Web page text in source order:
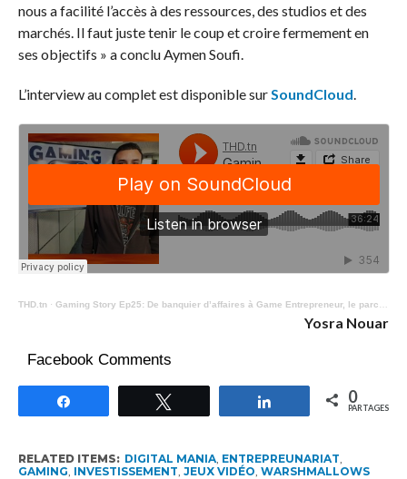
nous a facilité l’accès à des ressources, des studios et des
marchés. Il faut juste tenir le coup et croire fermement en
ses objectifs » a conclu Aymen Soufi.
L’interview au complet est disponible surSoundCloud.
THD.tn· Gaming Story Ep25: De banquier d’affaires à Game Entrepreneur, le parcours original de Aymen Soufi
Yosra Nouar
Facebook Comments
Partagez 0
PARTAGES
RELATED ITEMS: DIGITAL MANIA, ENTREPREUNARIAT
GAMING INVESTISSEMENT JEUX VIDÉO WARSHMALLOWS